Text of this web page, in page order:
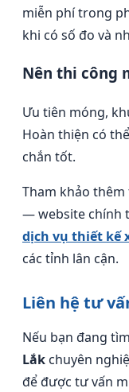
miễn phí trong
khi có số đo và
Nên thi công
Ưu tiên móng,
Hoàn thiện có
chắn tốt.
Tham khảo
— website chính
dịch vụ thiết kế
các tỉnh lân cận.
Liên hệ tư
Nếu bạn đang
Lắk chuyên
để được tư vấn